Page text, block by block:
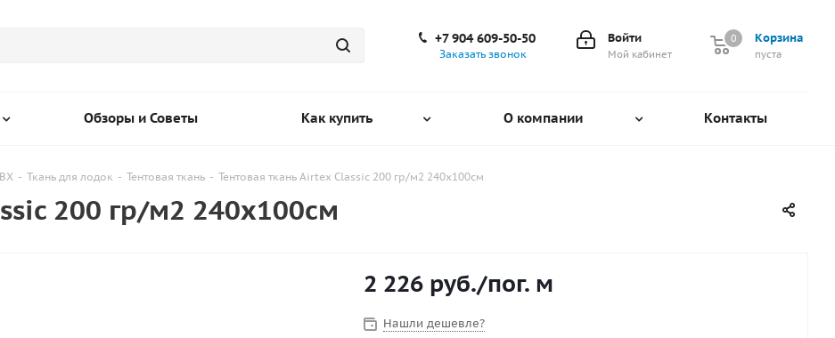
Корзина
0
пуста
0
Войти
Мой кабинет
+7 904 609-50-50
Заказать звонок
Обзоры и Советы Как купить О компании Контакты
- Ткань для лодок - Тентовая ткань - Тентовая ткань Airtex Classic 200 гр/м2 240х100см
200 гр/м2 240х100см
2 226 руб./пог. м
Нашли дешевле?